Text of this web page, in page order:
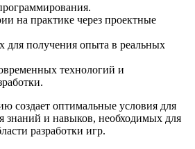
на практике через проектные
для получения опыта в реальных
технологий и
создает оптимальные условия для
знаний и навыков, необходимых для
разработки игр.